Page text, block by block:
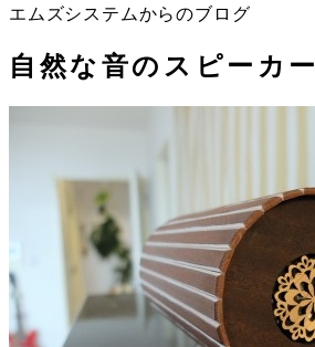
エムズシステムからのブログ
自然な音のスピーカー